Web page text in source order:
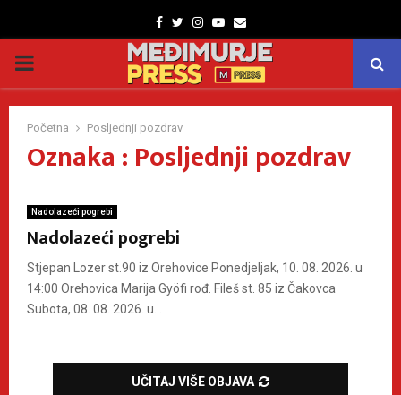
Facebook
TwitterInstagram
Youtube
Email
PRIMARY
MENU
Početna Posljednji pozdrav
Oznaka : Posljednji pozdrav
Nadolazeći pogrebi
Nadolazeći pogrebi
Stjepan Lozer st.90 iz Orehovice Ponedjeljak, 10. 08. 2026. u
14:00 Orehovica Marija Gyöfi rođ. Fileš st. 85 iz Čakovca
Subota, 08. 08. 2026. u...
UČITAJ VIŠE OBJAVA